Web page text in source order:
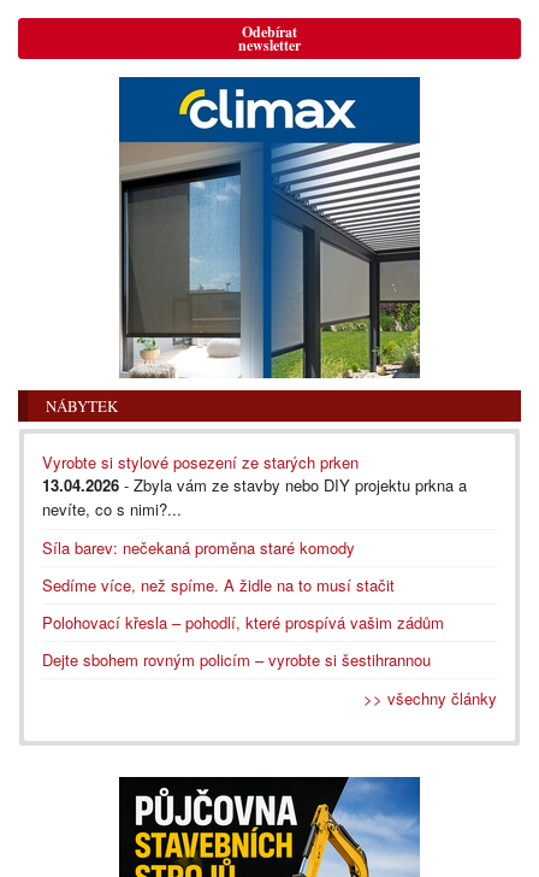
Odebírat
newsletter
NÁBYTEK
Vyrobte si stylové posezení ze starých prken
13.04.2026 - Zbyla vám ze stavby nebo DIY projektu prkna a
nevíte, co s nimi?...
Síla barev: nečekaná proměna staré komody
Sedíme více, než spíme. A židle na to musí stačit
Polohovací křesla – pohodlí, které prospívá vašim zádům
Dejte sbohem rovným policím – vyrobte si šestihrannou
>> všechny články